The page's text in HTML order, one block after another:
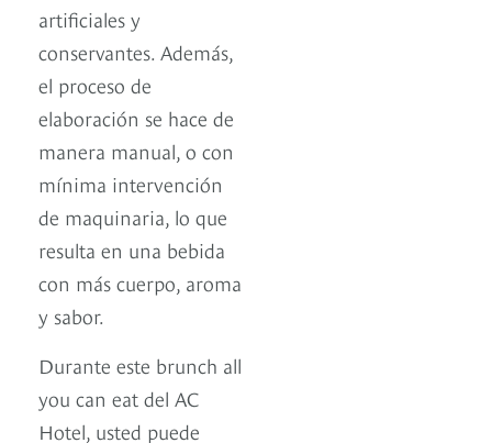
artificiales y
conservantes. Además,
el proceso de
elaboración se hace de
manera manual, o con
mínima intervención
de maquinaria, lo que
resulta en una bebida
con más cuerpo, aroma
y sabor.
Durante este brunch all
you can eat del AC
Hotel, usted puede